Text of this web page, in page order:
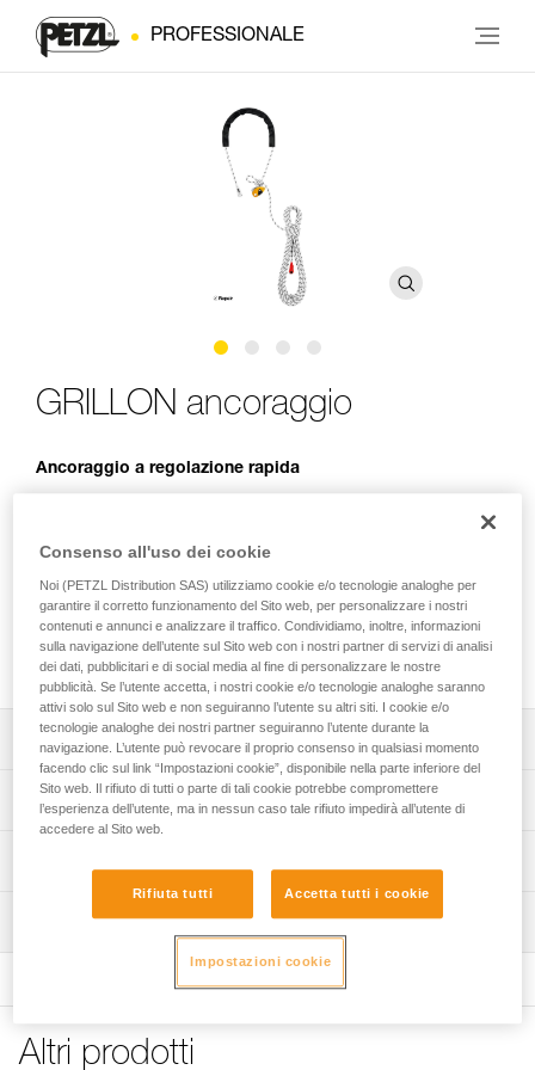
PROFESSIONALE
GRILLON ancoraggio
Ancoraggio a regolazione rapida
grazie al dispositivo autobloccante integrato. La guaina di
protezione amovibile favorisce lo scorrimento della fune,
proteggendola dai punti di contatto che potrebbero
danneggiarla. È disponibile in quattro lunghezze.
Descrizione
Semplice da utilizzare:
- permette di realizzare rapidamente un ancoraggio
regolabile di lunghezza superiore a due metri,
regolare facilmente la lunghezza e la tensione sul punto di
Terminazioni cucite alle due estremità con guaina in
plastica per mantenere il connettore in posizione e
proteggere la fune dall’abrasione.
proteggere la fune dai punti di contatto che potrebbero
Specifiche tecniche
Dettagli codice
Codice : L052AA00
Lunghezza : 2 m
Garanzia : 3 anni
Confezione : 1
Libretto d'uso
Dichiarazione di conformità
Consigli per la manutenzione del materiale Petzl
Scarica il pdf Maintenance tips
Ispezione
Procedura di verifica del DPI
Scarica il pdf verif EPI-GRILLON-procedure-IT
Scarica il pdf verif EPI-GRILLON-suivi-IT
Altri prodotti
Consenso all'uso dei cookie
Noi (PETZL Distribution SAS) utilizziamo cookie e/o tecnologie analoghe per
garantire il corretto funzionamento del Sito web, per personalizzare i nostri
contenuti e annunci e analizzare il traffico. Condividiamo, inoltre, informazioni
sulla navigazione dell’utente sul Sito web con i nostri partner di servizi di analisi
dei dati, pubblicitari e di social media al fine di personalizzare le nostre
pubblicità. Se l’utente accetta, i nostri cookie e/o tecnologie analoghe saranno
attivi solo sul Sito web e non seguiranno l’utente su altri siti. I cookie e/o
tecnologie analoghe dei nostri partner seguiranno l’utente durante la
navigazione. L’utente può revocare il proprio consenso in qualsiasi momento
facendo clic sul link “Impostazioni cookie”, disponibile nella parte inferiore del
Sito web. Il rifiuto di tutti o parte di tali cookie potrebbe compromettere
l’esperienza dell’utente, ma in nessun caso tale rifiuto impedirà all’utente di
accedere al Sito web.
Rifiuta tutti Accetta tutti i cookie
Impostazioni cookie